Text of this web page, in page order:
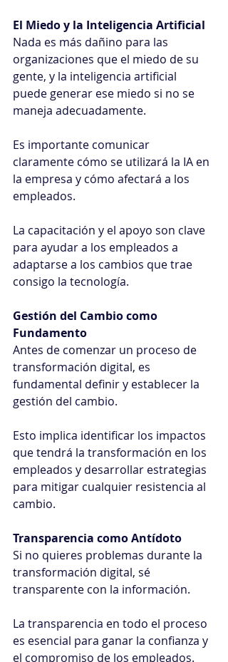
El Miedo y la Inteligencia Artificial
Nada es más dañino para las
organizaciones que el miedo de su
gente, y la inteligencia artificial
puede generar ese miedo si no se
maneja adecuadamente.
Es importante comunicar
claramente cómo se utilizará la IA en
la empresa y cómo afectará a los
empleados.
La capacitación y el apoyo son clave
para ayudar a los empleados a
adaptarse a los cambios que trae
consigo la tecnología.
Gestión del Cambio como
Fundamento
Antes de comenzar un proceso de
transformación digital, es
fundamental definir y establecer la
gestión del cambio.
Esto implica identificar los impactos
que tendrá la transformación en los
empleados y desarrollar estrategias
para mitigar cualquier resistencia al
cambio.
Transparencia como Antídoto
Si no quieres problemas durante la
transformación digital, sé
transparente con la información.
La transparencia en todo el proceso
es esencial para ganar la confianza y
el compromiso de los empleados.